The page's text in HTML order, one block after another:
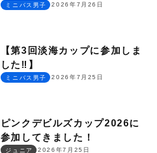
2026年7月26日
ミニバス男子
【第3回淡海カップに参加しま
した‼︎】
2026年7月25日
ミニバス男子
ピンクデビルズカップ2026に
参加してきました！
2026年7月25日
ジュニア